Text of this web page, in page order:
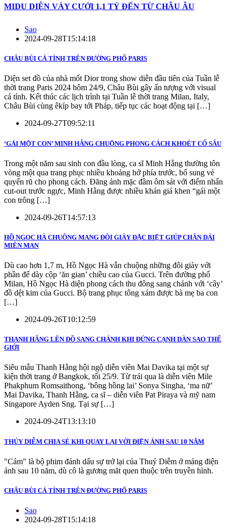
MIDU DIỆN VÁY CƯỚI 1,1 TỶ ĐẾN TỪ CHÂU ÂU
Sao
2024-09-28T15:14:18
CHÂU BÙI CÁ TÍNH TRÊN ĐƯỜNG PHỐ PARIS
Diện set đồ của nhà mốt Dior trong show diễn đầu tiên của Tuần lễ
thời trang Paris 2024 hôm 24/9, Châu Bùi gây ấn tượng với visual
cá tính. Kết thúc các lịch trình tại Tuần lễ thời trang Milan, Italy,
Châu Bùi cùng êkíp bay tới Pháp, tiếp tục các hoạt động tại […]
2024-09-27T09:52:11
‘GÁI MỘT CON’ MINH HẰNG CHUỘNG PHONG CÁCH KHOÉT CỔ SÂU
Trong một năm sau sinh con đầu lòng, ca sĩ Minh Hằng thường tôn
vòng một qua trang phục nhiều khoảng hở phía trước, bổ sung vẻ
quyến rũ cho phong cách. Đăng ảnh mặc đầm ôm sát với điểm nhấn
cut-out trước ngực, Minh Hằng được nhiều khán giả khen “gái một
con trông […]
2024-09-26T14:57:13
HỒ NGỌC HÀ CHUÔNG MANG ĐÔI GIÀY ĐẶC BIỆT GIÚP CHÂN DÀI
MIÊN MAN
Dù cao hơn 1,7 m, Hồ Ngọc Hà vẫn chuộng những đôi giày với
phần đế dày cộp ‘ăn gian’ chiều cao của Gucci. Trên đường phố
Milan, Hồ Ngọc Hà diện phong cách thu đông sang chảnh với ‘cây’
đồ dệt kim của Gucci. Bộ trang phục tông xám được bà mẹ ba con
[…]
2024-09-26T10:12:59
THANH HẰNG LÊN ĐỒ SANG CHẢNH KHI ĐỨNG CẠNH DÀN SAO THẾ
GIỚI
Siêu mẫu Thanh Hằng hội ngộ diễn viên Mai Davika tại một sự
kiện thời trang ở Bangkok, tối 25/9. Từ trái qua là diễn viên Mile
Phakphum Romsaithong, ‘bông hồng lai’ Sonya Singha, ‘ma nữ’
Mai Davika, Thanh Hằng, ca sĩ – diễn viên Pat Piraya và mỹ nam
Singapore Ayden Sng. Tại sự […]
2024-09-24T13:13:10
THÚY DIỄM CHIA SẺ KHI QUAY LẠI VỚI ĐIỆN ẢNH SAU 10 NĂM
"Cám" là bộ phim đánh dấu sự trở lại của Thuý Diễm ở mảng điện
ảnh sau 10 năm, dù cô là gương măt quen thuộc trên truyền hình.
CHÂU BÙI CÁ TÍNH TRÊN ĐƯỜNG PHỐ PARIS
Sao
2024-09-28T15:14:18